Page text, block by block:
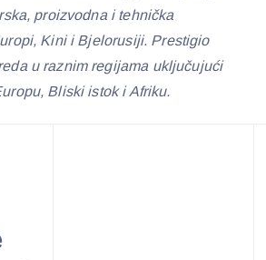
proizvodna i tehnička
Kini i Bjelorusiji. Prestigio
u raznim regijama uključujući
Bliski istok i Afriku.